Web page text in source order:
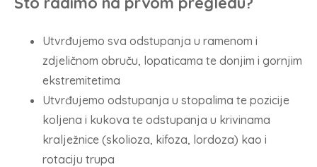
Utvrđujemo sva odstupanja u ramenom i
zdjeličnom obruču, lopaticama te donjim i gornjim
ekstremitetima
Utvrđujemo odstupanja u stopalima te pozicije
koljena i kukova te odstupanja u krivinama
kralježnice (skolioza, kifoza, lordoza) kao i
rotaciju trupa